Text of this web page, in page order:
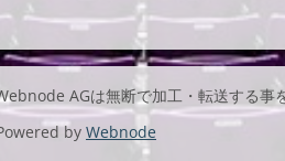
AGは無断で加工・転送する事を
by Webnode